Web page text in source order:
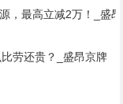
，最高立减2万！_盛昂
劳还贵？_盛昂京牌